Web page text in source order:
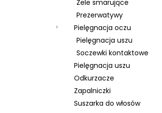
Żele smarujące
Prezerwatywy
Pielęgnacja oczu
Pielęgnacja uszu
Soczewki kontaktowe
Pielęgnacja uszu
Odkurzacze
Zapalniczki
Suszarka do włosów